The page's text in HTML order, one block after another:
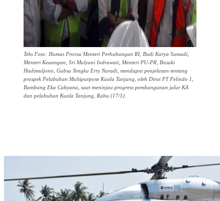
Teks Foto: Humas Provsu Menteri Perhubungan RI, Budi Karya Sumadi,
Menteri Keuangan, Sri Mulyani Indrawati, Menteri PU-PR, Basuki
Hadimuljono, Gubsu Tengku Erry Nuradi, mendapat penjelasan tentang
prospek Pelabuhan Multipurpose Kuala Tanjung, oleh Dirut PT Pelindo 1,
Bambang Eka Cahyana, saat meninjau progress pembangunan jalur KA
dan pelabuhan Kuala Tanjung, Rabu (17/1).